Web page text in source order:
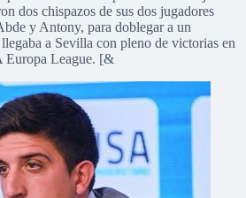
dos chispazos de sus dos jugadores
y Antony, para doblegar a un
a Sevilla con pleno de victorias en
Europa League. [&